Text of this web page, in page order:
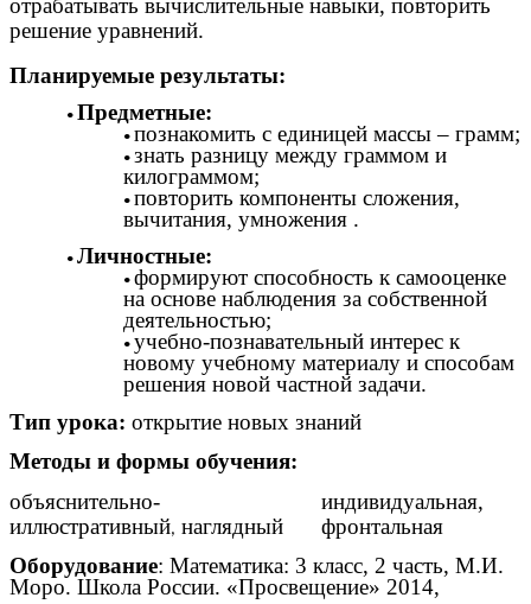
отрабатывать вычислительные навыки, повторить
решение уравнений.
Планируемые результаты:
Предметные:
познакомить с единицей массы – грамм;
знать разницу между граммом и
килограммом;
повторить компоненты сложения,
вычитания, умножения .
Личностные:
формируют способность к самооценке
на основе наблюдения за собственной
деятельностью;
учебно-познавательный интерес к
новому учебному материалу и способам
решения новой частной задачи.
Тип урока: открытие новых знаний
Методы и формы обучения:
объяснительно-
иллюстративный, наглядный
индивидуальная,
фронтальная
Оборудование: Математика: 3 класс, 2 часть, М.И.
Моро. Школа России. «Просвещение» 2014,